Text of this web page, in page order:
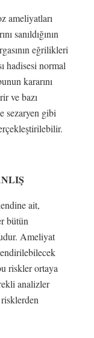
ameliyatları
sanıldığının
eğrilikleri
hadisesi normal
kararını
ve bazı
sezaryen gibi
ait,
bütün
Ameliyat
riskler ortaya
analizler